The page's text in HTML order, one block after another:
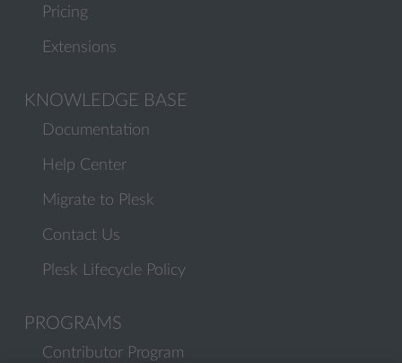
Pricing
Extensions
KNOWLEDGE BASE
Documentation
Help Center
Migrate to Plesk
Contact Us
Plesk Lifecycle Policy
PROGRAMS
Contributor Program